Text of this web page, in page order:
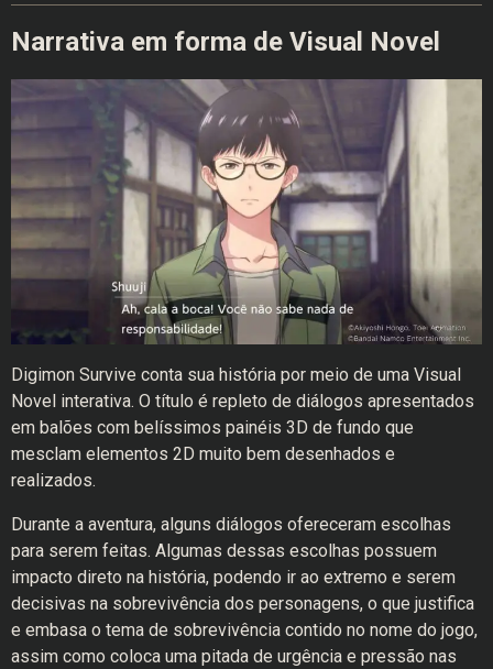
Narrativa em forma de Visual Novel
Digimon Survive conta sua história por meio de uma Visual
Novel interativa. O título é repleto de diálogos apresentados
em balões com belíssimos painéis 3D de fundo que
mesclam elementos 2D muito bem desenhados e
realizados.
Durante a aventura, alguns diálogos ofereceram escolhas
para serem feitas. Algumas dessas escolhas possuem
impacto direto na história, podendo ir ao extremo e serem
decisivas na sobrevivência dos personagens, o que justifica
e embasa o tema de sobrevivência contido no nome do jogo,
assim como coloca uma pitada de urgência e pressão nas